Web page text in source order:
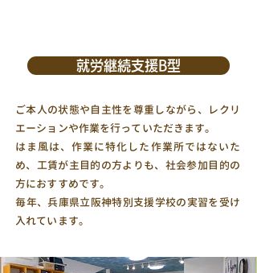
就労継続支援B型
ご本人の状態や自主性を尊重しながら、レクリ
エーションや作業を行っていただきます。
はま風は、作業に特化した作業所ではないた
め、工賃が主目的の方よりも、社会参加目的の
方におすすめです。
​毎年、兵庫県立阪神特別支援学校の実習を受け
入れています。